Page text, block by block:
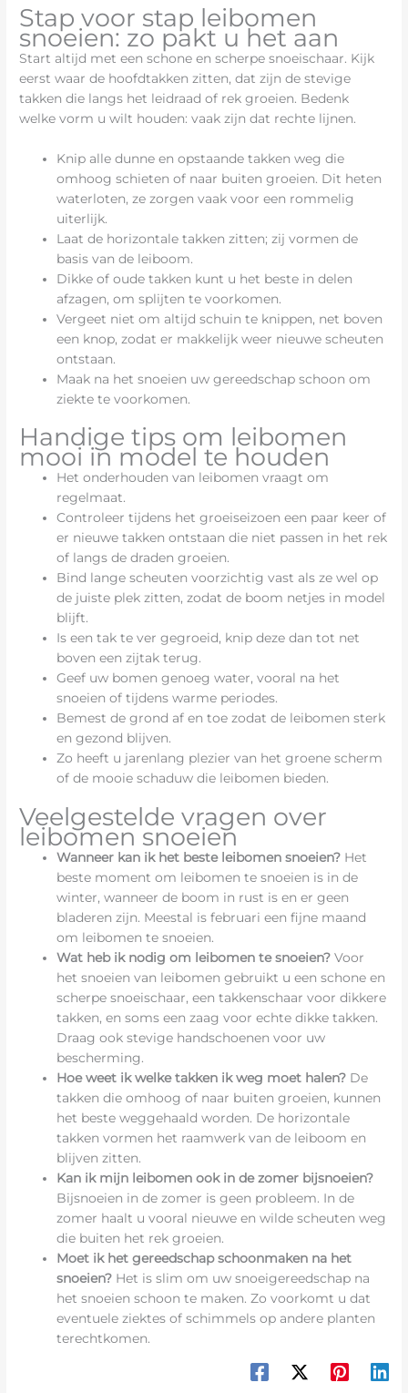
Stap voor stap leibomen
snoeien: zo pakt u het aan
Start altijd met een schone en scherpe snoeischaar. Kijk
eerst waar de hoofdtakken zitten, dat zijn de stevige
takken die langs het leidraad of rek groeien. Bedenk
welke vorm u wilt houden: vaak zijn dat rechte lijnen.
Knip alle dunne en opstaande takken weg die
omhoog schieten of naar buiten groeien. Dit heten
waterloten, ze zorgen vaak voor een rommelig
uiterlijk.
Laat de horizontale takken zitten; zij vormen de
basis van de leiboom.
Dikke of oude takken kunt u het beste in delen
afzagen, om splijten te voorkomen.
Vergeet niet om altijd schuin te knippen, net boven
een knop, zodat er makkelijk weer nieuwe scheuten
ontstaan.
Maak na het snoeien uw gereedschap schoon om
ziekte te voorkomen.
Handige tips om leibomen
mooi in model te houden
Het onderhouden van leibomen vraagt om
regelmaat.
Controleer tijdens het groeiseizoen een paar keer of
er nieuwe takken ontstaan die niet passen in het rek
of langs de draden groeien.
Bind lange scheuten voorzichtig vast als ze wel op
de juiste plek zitten, zodat de boom netjes in model
blijft.
Is een tak te ver gegroeid, knip deze dan tot net
boven een zijtak terug.
Geef uw bomen genoeg water, vooral na het
snoeien of tijdens warme periodes.
Bemest de grond af en toe zodat de leibomen sterk
en gezond blijven.
Zo heeft u jarenlang plezier van het groene scherm
of de mooie schaduw die leibomen bieden.
Veelgestelde vragen over
leibomen snoeien
Wanneer kan ik het beste leibomen snoeien? Het
beste moment om leibomen te snoeien is in de
winter, wanneer de boom in rust is en er geen
bladeren zijn. Meestal is februari een fijne maand
om leibomen te snoeien.
Wat heb ik nodig om leibomen te snoeien? Voor
het snoeien van leibomen gebruikt u een schone en
scherpe snoeischaar, een takkenschaar voor dikkere
takken, en soms een zaag voor echte dikke takken.
Draag ook stevige handschoenen voor uw
bescherming.
Hoe weet ik welke takken ik weg moet halen? De
takken die omhoog of naar buiten groeien, kunnen
het beste weggehaald worden. De horizontale
takken vormen het raamwerk van de leiboom en
blijven zitten.
Kan ik mijn leibomen ook in de zomer bijsnoeien?
Bijsnoeien in de zomer is geen probleem. In de
zomer haalt u vooral nieuwe en wilde scheuten weg
die buiten het rek groeien.
Moet ik het gereedschap schoonmaken na het
snoeien? Het is slim om uw snoeigereedschap na
het snoeien schoon te maken. Zo voorkomt u dat
eventuele ziektes of schimmels op andere planten
terechtkomen.